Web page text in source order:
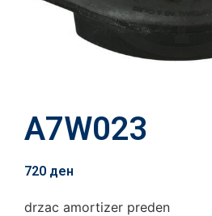
A7W023
720 ден
drzac amortizer preden